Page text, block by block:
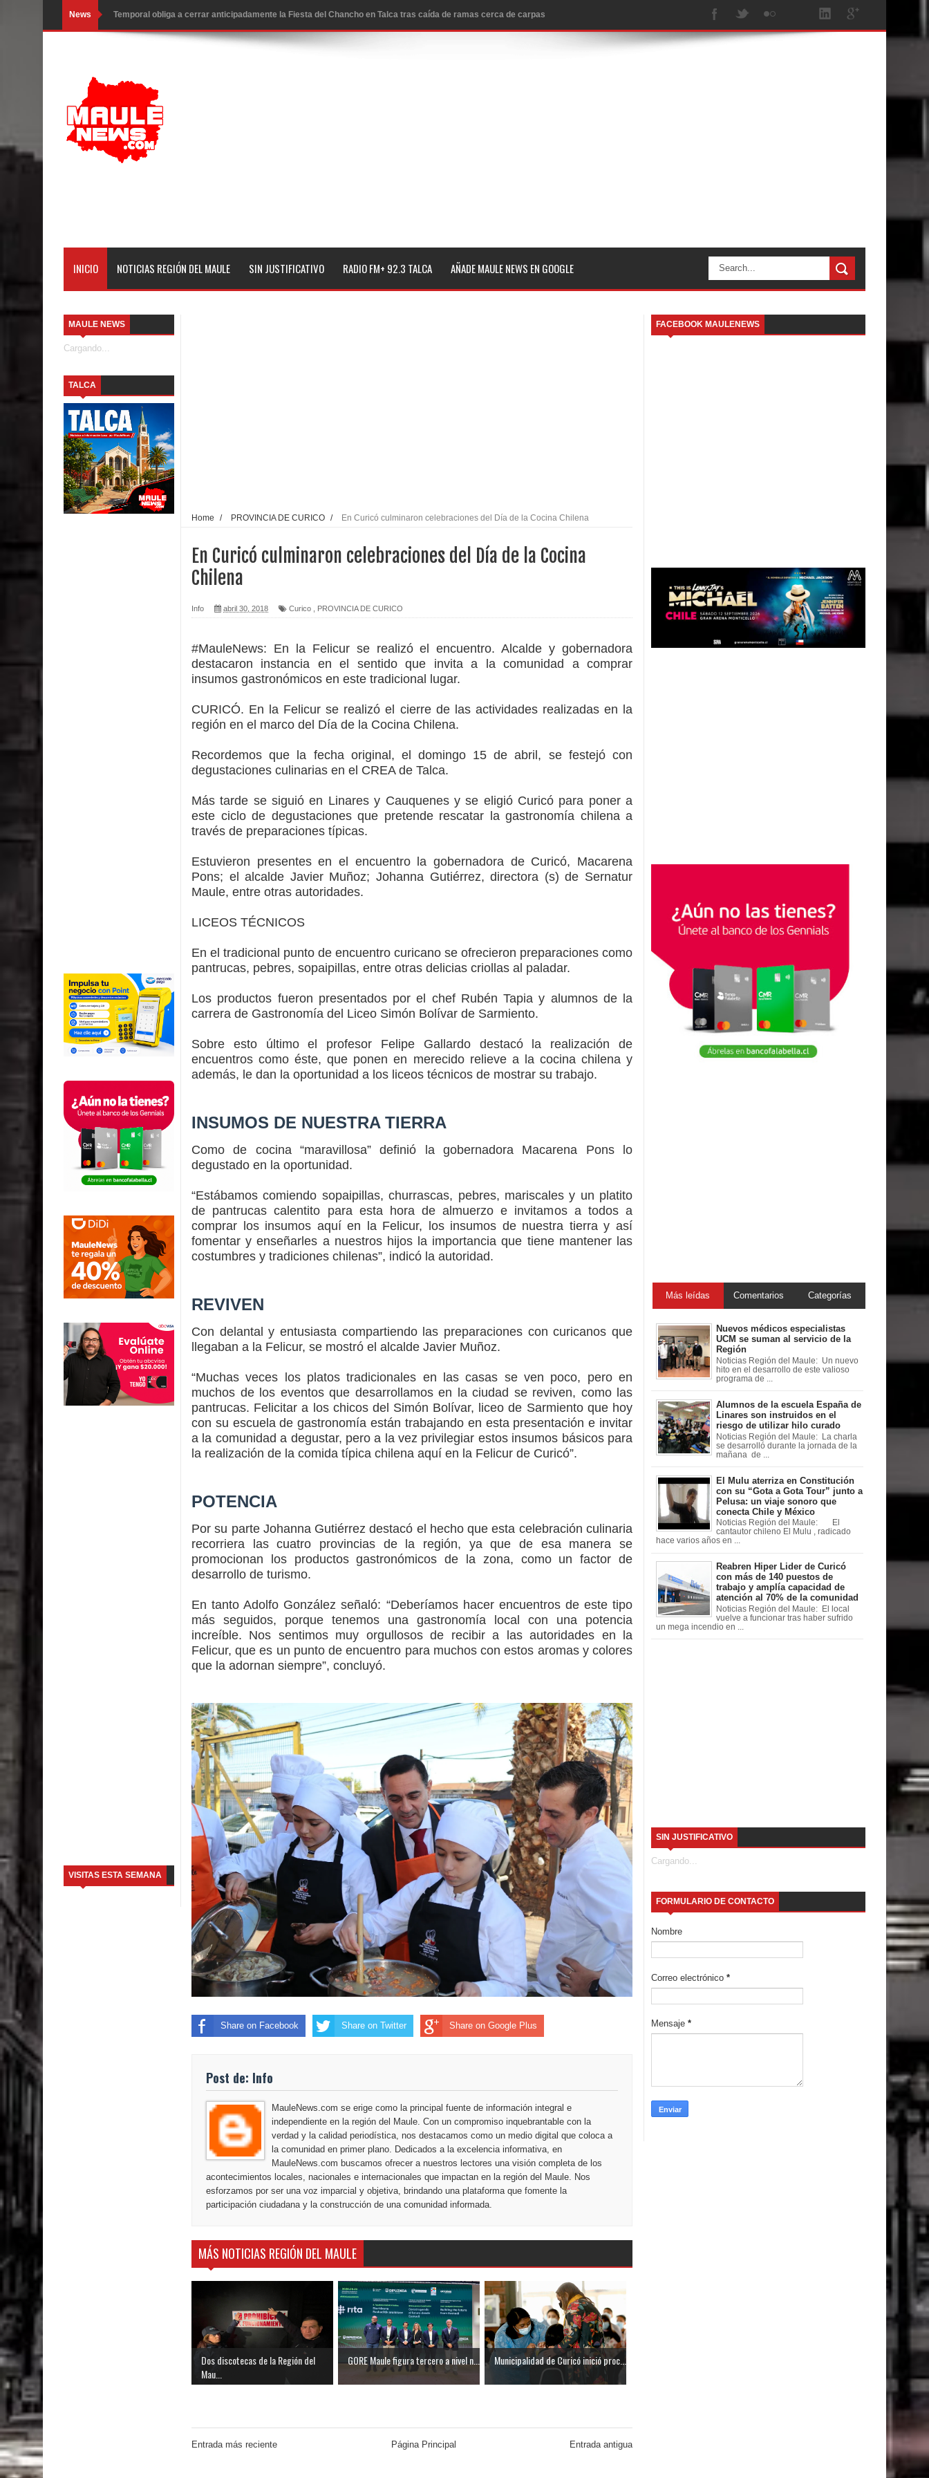
News Miles llegan a la Plaza de Armas de Talca en el inicio de la Fiesta del Chancho 2026
Torneo de Asadores reúne a 13 equipos en la Fiesta del Chancho 2026 en Talca
Matrimonios Linarenses Celebraron Bodas de Oro
Departamento Comunal de Salud de Curicó desarrollará jornada de vacunación contra la Influenza y otros
virus respiratorios
comunidades escolares
Alta positividad en influenza hace que expertos reiteren llamado a vacunarse
Seremi de Desarrollo Social y Familia mantiene despliegue para apoyar a niños y adolescentes durante la
Renuncia del seremi Minvu en el Maule golpea al Gobierno en medio de denuncias por viviendas sociales en
Talca
Diputado Jorge Guzmán rechaza proyecto de interconexión eléctrica en la alta cordillera del Maule por su
impacto ambiental
Municipalidad de Curicó apuesta a la innovación en tecnología educativa con nuevas pantallas interactivas del
Se activa Código Azul en Talca ante las bajas temperaturas
GORE Maule figura tercero a nivel nacional en gasto por viajes y traslados con $133 millones
Dos internos intentaron escapar por un forado desde la cárcel de Talca
INICIO NOTICIAS REGIÓN DEL MAULE SIN JUSTIFICATIVO RADIO FM+ 92.3 TALCA AÑADE MAULE NEWS EN GOOGLE
MAULE NEWS
Cargando...
TALCA
VISITAS ESTA SEMANA
Home / PROVINCIA DE CURICO / En Curicó culminaron celebraciones del Día de la Cocina Chilena
En Curicó culminaron celebraciones del Día de la Cocina
Chilena
Info abril 30, 2018 Curico PROVINCIA DE CURICO
#MauleNews: En la Felicur se realizó el encuentro. Alcalde y gobernadora
destacaron instancia en el sentido que invita a la comunidad a comprar
insumos gastronómicos en este tradicional lugar.
CURICÓ. En la Felicur se realizó el cierre de las actividades realizadas en la
región en el marco del Día de la Cocina Chilena.
Recordemos que la fecha original, el domingo 15 de abril, se festejó con
degustaciones culinarias en el CREA de Talca.
Más tarde se siguió en Linares y Cauquenes y se eligió Curicó para poner a
este ciclo de degustaciones que pretende rescatar la gastronomía chilena a
través de preparaciones típicas.
Estuvieron presentes en el encuentro la gobernadora de Curicó, Macarena
Pons; el alcalde Javier Muñoz; Johanna Gutiérrez, directora (s) de Sernatur
Maule, entre otras autoridades.
LICEOS TÉCNICOS
En el tradicional punto de encuentro curicano se ofrecieron preparaciones como
pantrucas, pebres, sopaipillas, entre otras delicias criollas al paladar.
Los productos fueron presentados por el chef Rubén Tapia y alumnos de la
carrera de Gastronomía del Liceo Simón Bolívar de Sarmiento.
Sobre esto último el profesor Felipe Gallardo destacó la realización de
encuentros como éste, que ponen en merecido relieve a la cocina chilena y
además, le dan la oportunidad a los liceos técnicos de mostrar su trabajo.
INSUMOS DE NUESTRA TIERRA
Como de cocina “maravillosa” definió la gobernadora Macarena Pons lo
degustado en la oportunidad.
“Estábamos comiendo sopaipillas, churrascas, pebres, mariscales y un platito
de pantrucas calentito para esta hora de almuerzo e invitamos a todos a
comprar los insumos aquí en la Felicur, los insumos de nuestra tierra y así
fomentar y enseñarles a nuestros hijos la importancia que tiene mantener las
costumbres y tradiciones chilenas”, indicó la autoridad.
REVIVEN
Con delantal y entusiasta compartiendo las preparaciones con curicanos que
llegaban a la Felicur, se mostró el alcalde Javier Muñoz.
“Muchas veces los platos tradicionales en las casas se ven poco, pero en
muchos de los eventos que desarrollamos en la ciudad se reviven, como las
pantrucas. Felicitar a los chicos del Simón Bolívar, liceo de Sarmiento que hoy
con su escuela de gastronomía están trabajando en esta presentación e invitar
a la comunidad a degustar, pero a la vez privilegiar estos insumos básicos para
la realización de la comida típica chilena aquí en la Felicur de Curicó”.
POTENCIA
Por su parte Johanna Gutiérrez destacó el hecho que esta celebración culinaria
recorriera las cuatro provincias de la región, ya que de esa manera se
promocionan los productos gastronómicos de la zona, como un factor de
desarrollo de turismo.
En tanto Adolfo González señaló: “Deberíamos hacer encuentros de este tipo
más seguidos, porque tenemos una gastronomía local con una potencia
increíble. Nos sentimos muy orgullosos de recibir a las autoridades en la
Felicur, que es un punto de encuentro para muchos con estos aromas y colores
que la adornan siempre”, concluyó.
Share on Facebook Share on Twitter Share on Google Plus
Post de: Info
MauleNews.com se erige como la principal fuente de información integral e
independiente en la región del Maule. Con un compromiso inquebrantable con la
verdad y la calidad periodística, nos destacamos como un medio digital que coloca a
la comunidad en primer plano. Dedicados a la excelencia informativa, en
MauleNews.com buscamos ofrecer a nuestros lectores una visión completa de los
acontecimientos locales, nacionales e internacionales que impactan en la región del Maule. Nos
esforzamos por ser una voz imparcial y objetiva, brindando una plataforma que fomente la
participación ciudadana y la construcción de una comunidad informada.
MÁS NOTICIAS REGIÓN DEL MAULE
Dos discotecas de la Región del
Mau...
GORE Maule figura tercero a nivel n... Municipalidad de Curicó inició proc...
Entrada más reciente Entrada antigua
Página Principal
FACEBOOK MAULENEWS
Más leídas Comentarios Categorías
Nuevos médicos especialistas
UCM se suman al servicio de la
Región
Noticias Región del Maule: Un nuevo
hito en el desarrollo de este valioso
programa de ...
Alumnos de la escuela España de
Linares son instruidos en el
riesgo de utilizar hilo curado
Noticias Región del Maule: La charla
se desarrolló durante la jornada de la
mañana de ...
El Mulu aterriza en Constitución
con su “Gota a Gota Tour” junto a
Pelusa: un viaje sonoro que
conecta Chile y México
Noticias Región del Maule: El
cantautor chileno El Mulu , radicado
hace varios años en ...
Reabren Hiper Lider de Curicó
con más de 140 puestos de
trabajo y amplía capacidad de
atención al 70% de la comunidad
Noticias Región del Maule: El local
vuelve a funcionar tras haber sufrido
un mega incendio en ...
SIN JUSTIFICATIVO
Cargando...
FORMULARIO DE CONTACTO
Nombre
Correo electrónico *
Mensaje *